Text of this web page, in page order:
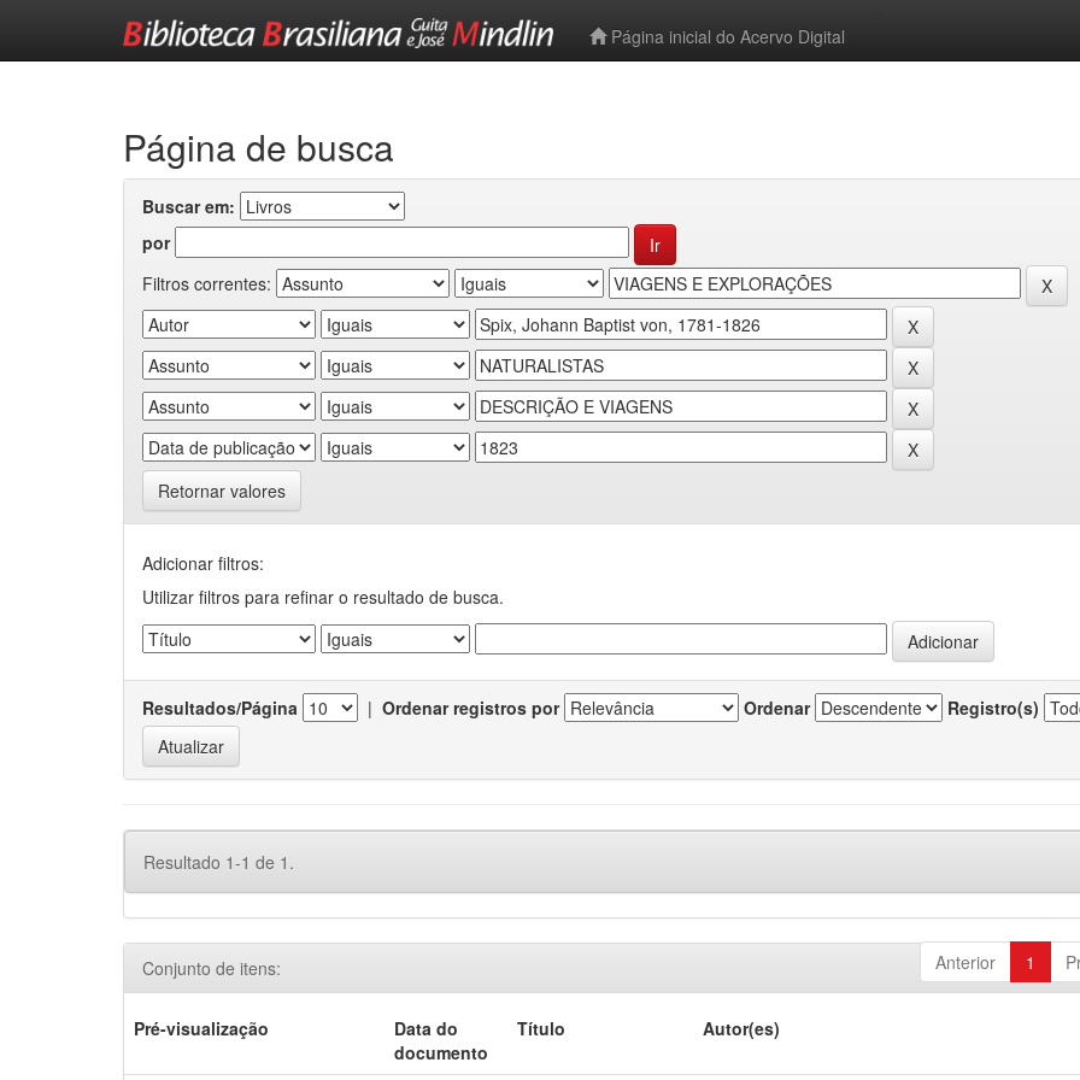
Página inicial do Acervo Digital
Página de busca
Buscar em:
por
Filtros correntes:
Retornar valores
Adicionar filtros:
Utilizar filtros para refinar o resultado de busca.
Resultados/Página | Ordenar registros por Ordenar Registro(s)
Resultado 1-1 de 1.
Anterior 1
Conjunto de itens:
Pré-visualização
Data do
documento
Título Autor(es)